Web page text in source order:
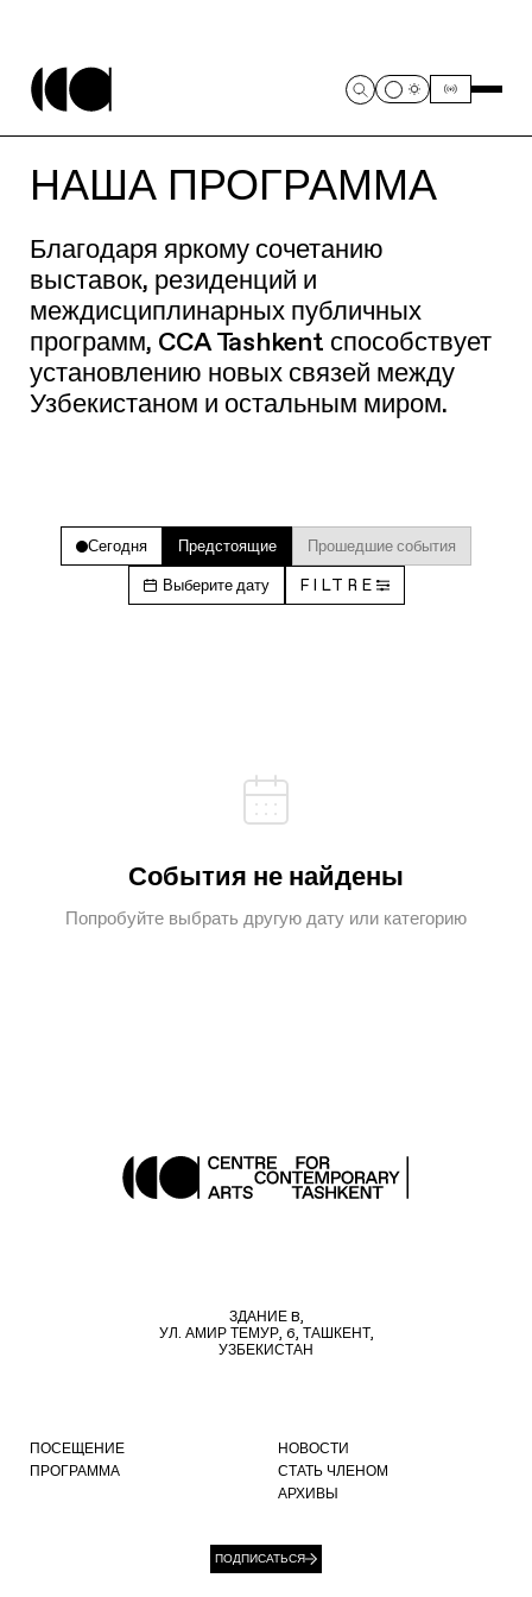
НАША ПРОГРАММА
Благодаря яркому сочетанию
выставок, резиденций и
междисциплинарных публичных
программ, CCA Tashkent способствует
установлению новых связей между
Узбекистаном и остальным миром.
Сегодня Предстоящие Прошедшие события
Выберите дату FILTRE
События не найдены
Попробуйте выбрать другую дату или категорию
ЗДАНИЕ B,
УЛ. АМИР ТЕМУР, 6, ТАШКЕНТ,
УЗБЕКИСТАН
ПОСЕЩЕНИЕ
ПРОГРАММА
НОВОСТИ
СТАТЬ ЧЛЕНОМ
АРХИВЫ
ПОДПИСАТЬСЯ